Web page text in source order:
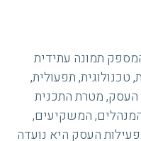
תמונה עתידית
תפעולית,
העסק, מטרת התכנית
המשקיעים,
העסק היא נועדה